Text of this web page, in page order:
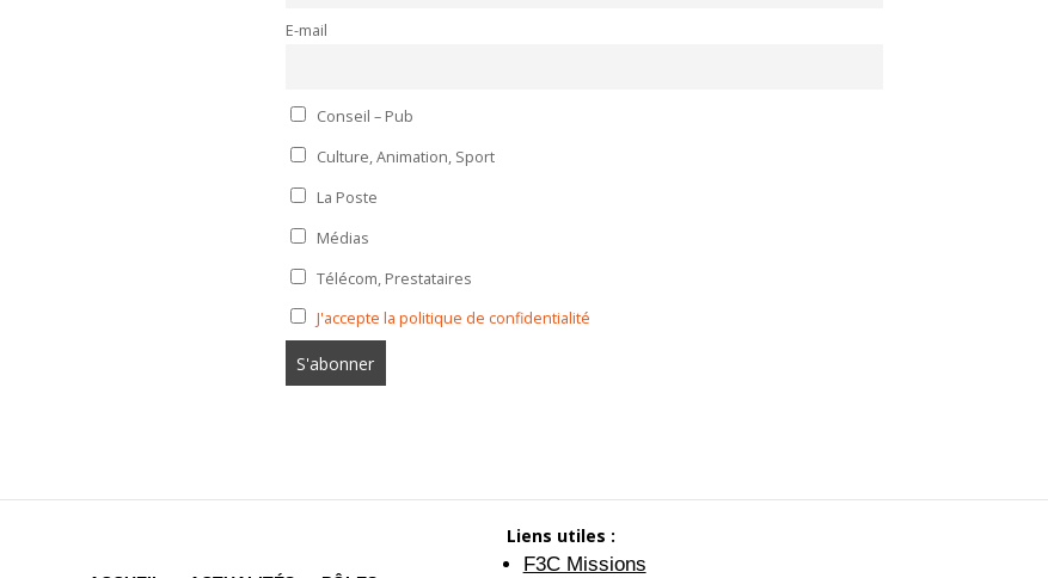
E-mail
Conseil – Pub
Culture, Animation, Sport
La Poste
Médias
Télécom, Prestataires
J'accepte la politique de confidentialité
Liens utiles :
F3C Missions